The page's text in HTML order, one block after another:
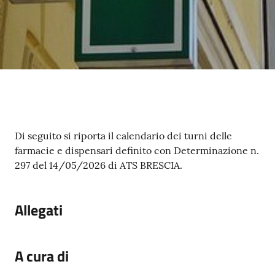
argomenti...
Contenuto
Di seguito si riporta il calendario dei turni delle
farmacie e dispensari definito con Determinazione n.
297 del 14/05/2026 di ATS BRESCIA.
Allegati
A cura di